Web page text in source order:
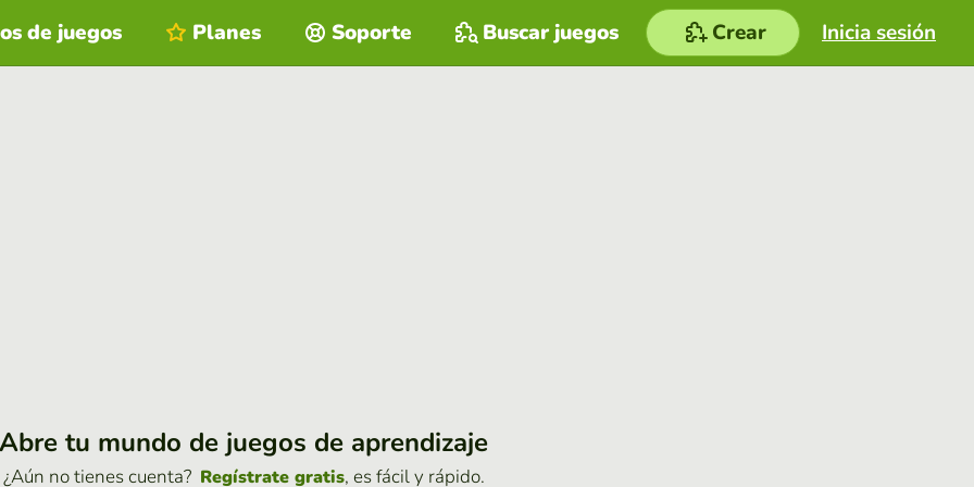
Inicia sesión
de juegos Planes Soporte Buscar juegos Crear
Abre tu mundo de juegos de aprendizaje
¿Aún no tienes cuenta? Regístrate gratis, es fácil y rápido.